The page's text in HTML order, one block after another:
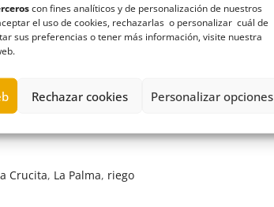
con fines analíticos y de personalización de nuestros
el uso de cookies, rechazarlas o personalizar cuál de
sus preferencias o tener más información, visite nuestra
Rechazar cookies Personalizar opciones
Crucita, La Palma, riego